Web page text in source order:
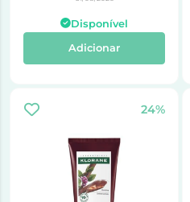
Disponível
Adicionar
24%